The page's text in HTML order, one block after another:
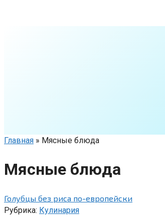
Главная » Мясные блюда
Мясные блюда
Голубцы без риса по-европейски
Рубрика: Кулинария